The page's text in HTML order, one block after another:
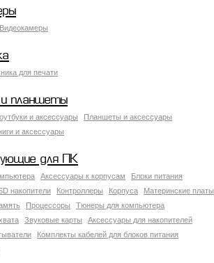
Видеокамеры
для печати
и планшеты
и аксессуары
Планшеты и аксессуары
и аксессуары
для ПК
Аксессуары к корпусам
Блоки питания
накопители Контроллеры Корпуса
Материнские платы
Процессоры
Тюнеры для компьютера
Звуковые карты
Аксессуары для накопителей
Комплекты кабелей для блоков питания